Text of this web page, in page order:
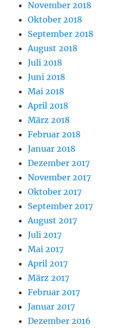
November 2018
Oktober 2018
September 2018
August 2018
Juli 2018
Juni 2018
Mai 2018
April 2018
März 2018
Februar 2018
Januar 2018
Dezember 2017
November 2017
Oktober 2017
September 2017
August 2017
Juli 2017
Mai 2017
April 2017
März 2017
Februar 2017
Januar 2017
Dezember 2016